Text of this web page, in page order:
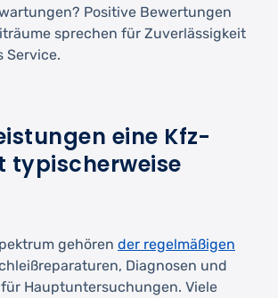
Positive Bewertungen
sprechen für Zuverlässigkeit
Service.
eine Kfz-
typischerweise
gehören der regelmäßigen
Diagnosen und
Hauptuntersuchungen. Viele